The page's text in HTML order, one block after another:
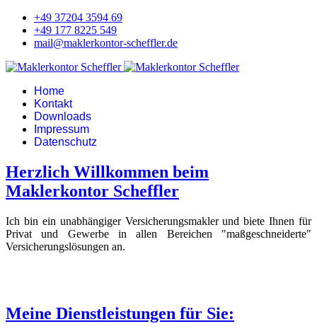
+49 37204 3594 69
+49 177 8225 549
mail@maklerkontor-scheffler.de
Home
Kontakt
Downloads
Impressum
Datenschutz
Herzlich Willkommen beim
Maklerkontor Scheffler
Ich bin ein unabhängiger Versicherungsmakler und biete Ihnen für
Privat und Gewerbe in allen Bereichen "maßgeschneiderte"
Versicherungslösungen an.
Meine Dienstleistungen für Sie: